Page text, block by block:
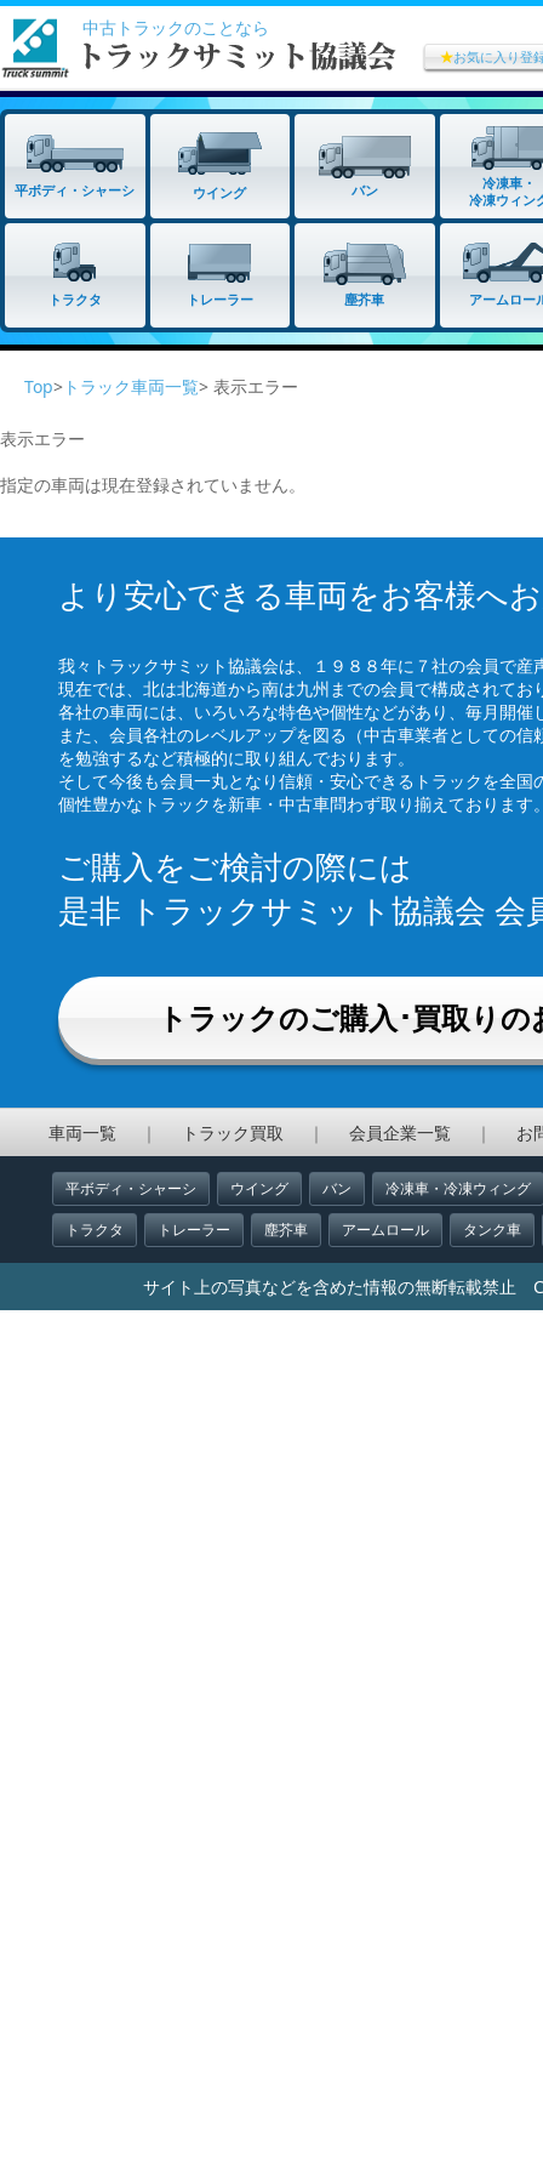
中古トラックのことなら
★お気に入り登
平ボディ・シャーシ ウイング バン
冷凍車・
冷凍ウィン
トラクタ トレーラー 塵芥車 アームロー
Top> トラック車両一覧> 表示エラー
表示エラー
指定の車両は現在登録されていません。
より安心できる車両をお客様へ
我々トラックサミット協議会は、１９８８年に７社の会員で産
現在では、北は北海道から南は九州までの会員で構成されてお
各社の車両には、いろいろな特色や個性などがあり、毎月開
また、会員各社のレベルアップを図る（中古車業者としての
を勉強するなど積極的に取り組んでおります。
そして今後も会員一丸となり信頼・安心できるトラックを全
個性豊かなトラックを新車・中古車問わず取り揃えております
ご購入をご検討の際には
是非 トラックサミット協議会
トラックのご購入･買取り
車両一覧 ｜ トラック買取 ｜ 会員企業一覧 ｜ お
平ボディ・シャーシ ウイング バン
冷凍車・冷凍ウィング
トラクタ
トレーラー 塵芥車 アームロール タンク車
サイト上の写真などを含めた情報の無断転載禁